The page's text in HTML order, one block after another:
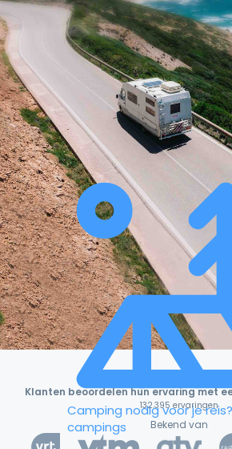
Camping nodig voor je reis?
campings
Klanten beoordelen hun ervaring met
132.395 ervaringen
Bekend van